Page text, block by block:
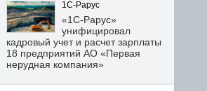
1С-Рарус
«1С-Рарус»
унифицировал
кадровый учет и расчет зарплаты
18 предприятий АО «Первая
нерудная компания»